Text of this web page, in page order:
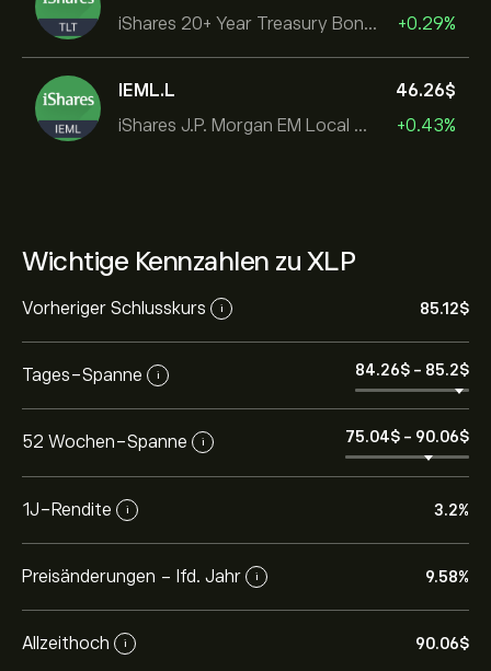
iShares 20+ Year Treasury Bond ETF
+0.29%
IEML.L
iShares J.P. Morgan EM Local Govt Bond UCITS ETF
46.26‎$‎
+0.43%
Wichtige Kennzahlen zu XLP
Vorheriger Schlusskurs i 85.12‎$‎
Tages-Spanne i 84.26‎$‎ - 85.2‎$‎
52 Wochen-Spanne i 75.04‎$‎ - 90.06‎$‎
1J-Rendite i 3.2%
Preisänderungen - lfd. Jahr i 9.58%
Allzeithoch i 90.06‎$‎